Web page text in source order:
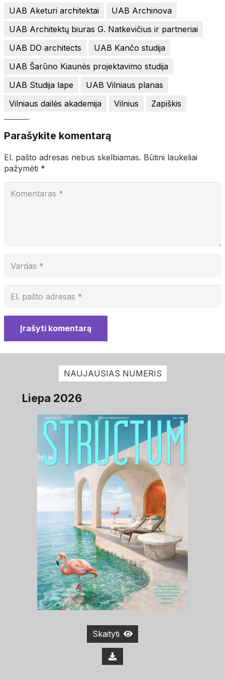
UAB Aketuri architektai
UAB Archinova
UAB Architektų biuras G. Natkevičius ir partneriai
UAB DO architects
UAB Kančo studija
UAB Šarūno Kiaunės projektavimo studija
UAB Studija lape
UAB Vilniaus planas
Vilniaus dailės akademija
Vilnius Zapiškis
Parašykite komentarą
El. pašto adresas nebus skelbiamas. Būtini laukeliai
pažymėti *
Įrašyti komentarą
NAUJAUSIAS NUMERIS
Liepa 2026
Skaityti